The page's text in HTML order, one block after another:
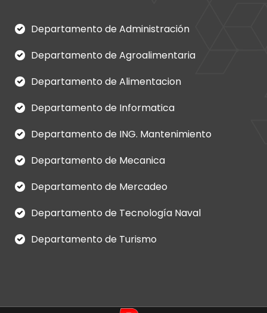
Departamento de Administración
Departamento de Agroalimentaria
Departamento de Alimentacion
Departamento de Informatica
Departamento de ING. Mantenimiento
Departamento de Mecanica
Departamento de Mercadeo
Departamento de Tecnología Naval
Departamento de Turismo